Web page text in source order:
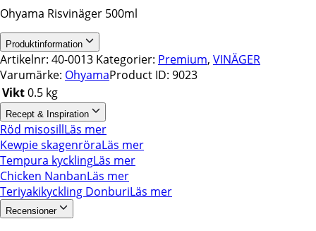
Ohyama Risvinäger 500ml
Produktinformation
Artikelnr: 40-0013 Kategorier: Premium, VINÄGER
Varumärke: OhyamaProduct ID: 9023
Vikt0.5 kg
Recept & Inspiration
Röd misosillLäs mer
Kewpie skagenröraLäs mer
Tempura kycklingLäs mer
Chicken NanbanLäs mer
Teriyakikyckling DonburiLäs mer
Recensioner